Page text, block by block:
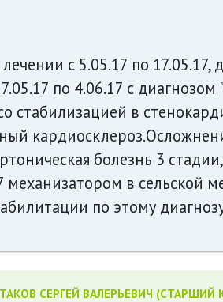
с 5.05.17 по
по 4.06.17 с
стабилизацией в
болезнь 3
механизатором в сельской
по этому
СЕРГЕЙ ВАЛЕРЬЕВИЧ (СТАРШИЙ